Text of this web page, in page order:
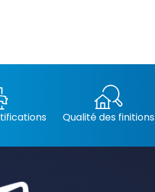
Qualité des finitions